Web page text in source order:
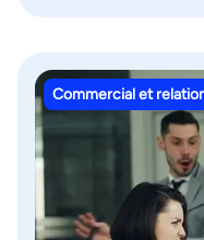
Commercial et